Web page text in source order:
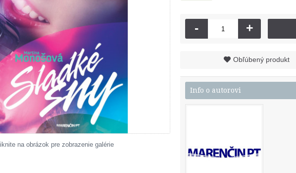
na obrázok pre zobrazenie galérie
- +
Obľúbený produkt
Info o autorovi